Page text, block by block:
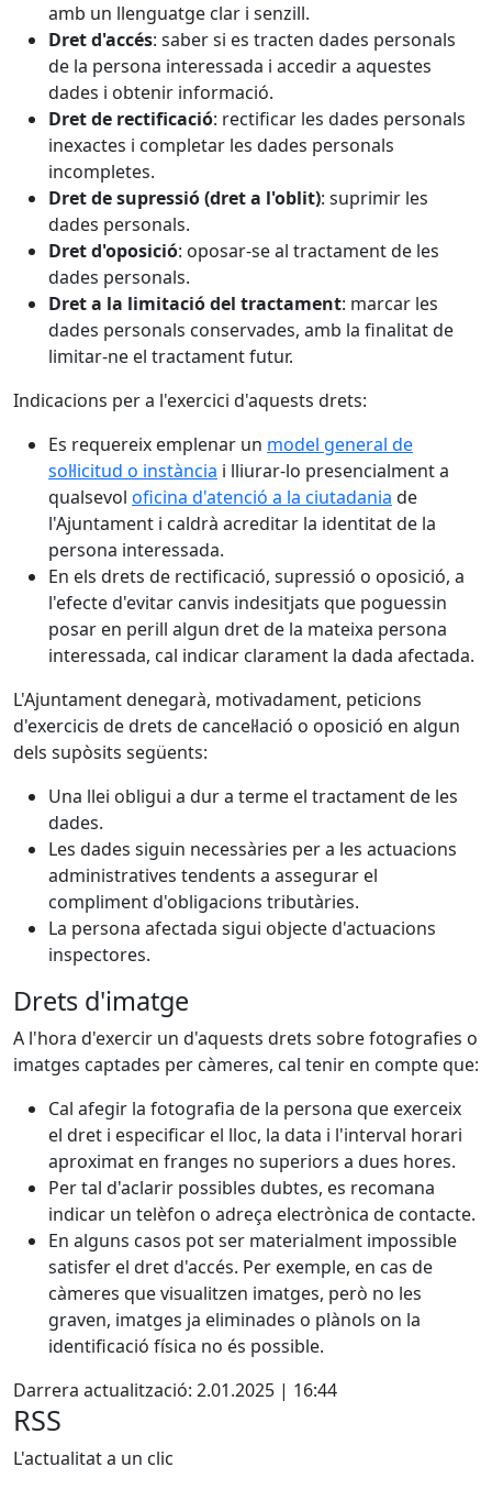
amb un llenguatge clar i senzill.
Dret d'accés: saber si es tracten dades personals
de la persona interessada i accedir a aquestes
dades i obtenir informació.
Dret de rectificació: rectificar les dades personals
inexactes i completar les dades personals
incompletes.
Dret de supressió (dret a l'oblit): suprimir les
dades personals.
Dret d'oposició: oposar-se al tractament de les
dades personals.
Dret a la limitació del tractament: marcar les
dades personals conservades, amb la finalitat de
limitar-ne el tractament futur.
Indicacions per a l'exercici d'aquests drets:
Es requereix emplenar un model general de
sol·licitud o instància i lliurar-lo presencialment a
qualsevol oficina d'atenció a la ciutadania de
l'Ajuntament i caldrà acreditar la identitat de la
persona interessada.
En els drets de rectificació, supressió o oposició, a
l'efecte d'evitar canvis indesitjats que poguessin
posar en perill algun dret de la mateixa persona
interessada, cal indicar clarament la dada afectada.
L'Ajuntament denegarà, motivadament, peticions
d'exercicis de drets de cancel·lació o oposició en algun
dels supòsits següents:
Una llei obligui a dur a terme el tractament de les
dades.
Les dades siguin necessàries per a les actuacions
administratives tendents a assegurar el
compliment d'obligacions tributàries.
La persona afectada sigui objecte d'actuacions
inspectores.
Drets d'imatge
A l'hora d'exercir un d'aquests drets sobre fotografies o
imatges captades per càmeres, cal tenir en compte que:
Cal afegir la fotografia de la persona que exerceix
el dret i especificar el lloc, la data i l'interval horari
aproximat en franges no superiors a dues hores.
Per tal d'aclarir possibles dubtes, es recomana
indicar un telèfon o adreça electrònica de contacte.
En alguns casos pot ser materialment impossible
satisfer el dret d'accés. Per exemple, en cas de
càmeres que visualitzen imatges, però no les
graven, imatges ja eliminades o plànols on la
identificació física no és possible.
Darrera actualització: 2.01.2025 | 16:44
RSS
L'actualitat a un clic